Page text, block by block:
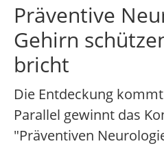
Präventive
Gehirn
bricht
Die Entdeckung
Parallel gewinnt das
"Präventiven